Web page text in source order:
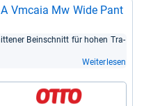
Vmcaia Mw Wide Pant
Bein­schnitt für hohen Tra­
Weiterlesen